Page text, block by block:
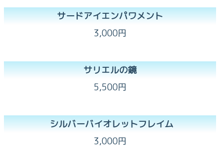
サードアイエンパワメント
3,000円
サリエルの鏡
5,500円
シルバーバイオレットフレイム
3,000円